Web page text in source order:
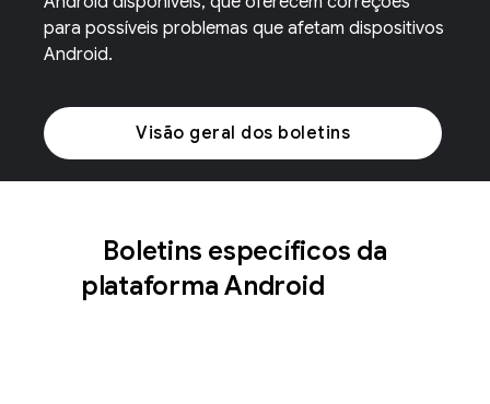
para possíveis problemas que afetam dispositivos
Android.
Visão geral dos boletins
Boletins específicos da
plataforma Android